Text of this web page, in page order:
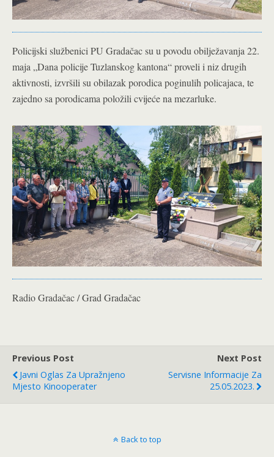
Policijski službenici PU Gradačac su u povodu obilježavanja 22.
maja „Dana policije Tuzlanskog kantona“ proveli i niz drugih
aktivnosti, izvršili su obilazak porodica poginulih policajaca, te
zajedno sa porodicama položili cvijeće na mezarluke.
Radio Gradačac / Grad Gradačac
Previous Post
Javni Oglas Za Upražnjeno
Mjesto Kinooperater
Next Post
Servisne Informacije Za
25.05.2023.
Back to top